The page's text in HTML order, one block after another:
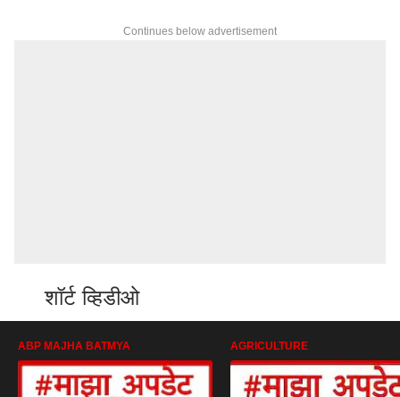
Continues below advertisement
शॉर्ट व्हिडीओ
ABP MAJHA BATMYA AGRICULTURE